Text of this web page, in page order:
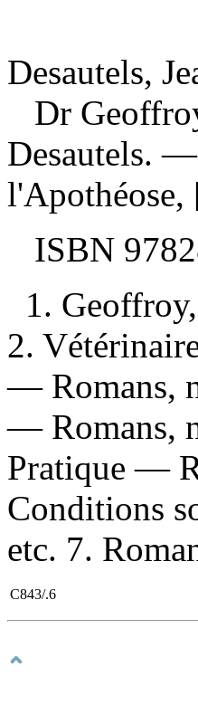
Desautels,
Dr
Desautels.
ISBN
1.
2.
— Romans,
— Romans,
Pratique —
Conditions
etc. 7.
C843/.6